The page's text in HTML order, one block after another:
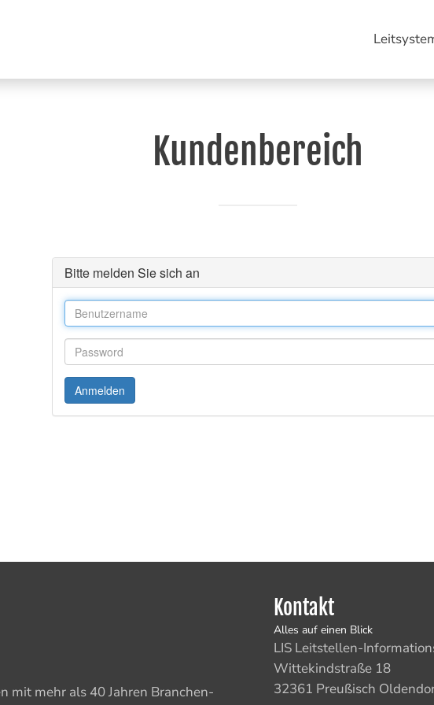
Kundenbereich
mit mehr als 40 Jahren Branchen-
Kontakt
Alles auf einen Blick
LIS Leitstellen-
Wittekindstraße 18
32361 Preußisch